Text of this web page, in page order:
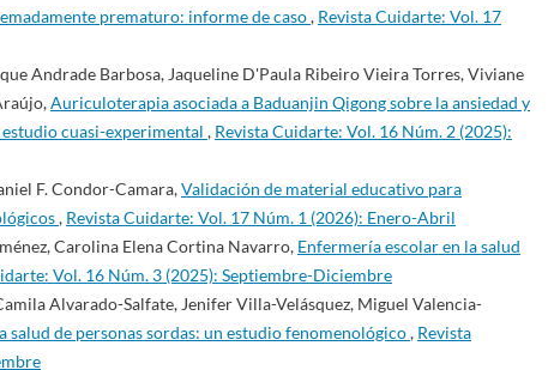
prematuro: informe de caso, Revista Cuidarte: Vol. 17
Andrade Barbosa, Jaqueline D'Paula Ribeiro Vieira Torres, Viviane
Auriculoterapia asociada a Baduanjin Qigong sobre la ansiedad y
cuasi-experimental , Revista Cuidarte: Vol. 16 Núm. 2 (2025):
F. Condor-Camara,Validación de material educativo para
, Revista Cuidarte: Vol. 17 Núm. 1 (2026): Enero-Abril
Carolina Elena Cortina Navarro, Enfermería escolar en la salud
Vol. 16 Núm. 3 (2025): Septiembre-Diciembre
Alvarado-Salfate, Jenifer Villa-Velásquez, Miguel Valencia-
salud de personas sordas: un estudio fenomenológico, Revista